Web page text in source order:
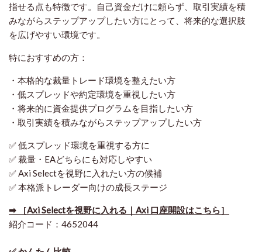
指せる点も特徴です。自己資金だけに頼らず、取引実績を積
みながらステップアップしたい方にとって、将来的な選択肢
を広げやすい環境です。
特におすすめの方：
・本格的な裁量トレード環境を整えたい方
・低スプレッドや約定環境を重視したい方
・将来的に資金提供プログラムを目指したい方
・取引実績を積みながらステップアップしたい方
✅ 低スプレッド環境を重視する方に
✅ 裁量・EAどちらにも対応しやすい
✅ Axi Selectを視野に入れたい方の候補
✅ 本格派トレーダー向けの成長ステージ
➡ ［Axi Selectを視野に入れる｜Axi 口座開設はこちら］
紹介コード：4652044